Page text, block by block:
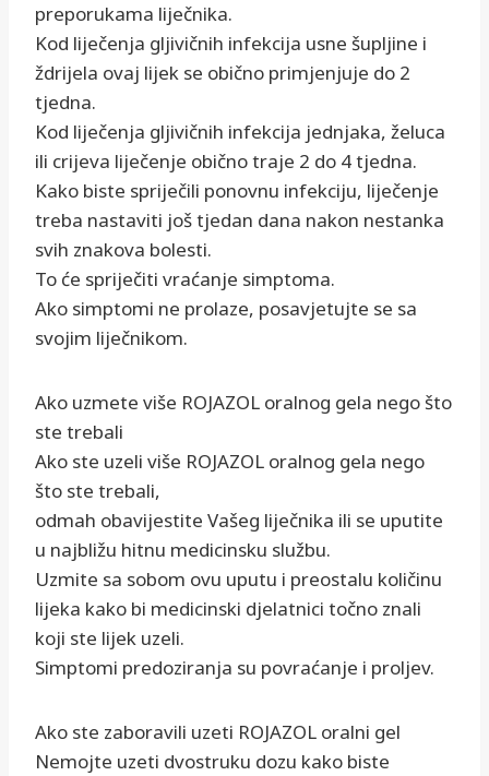
preporukama liječnika.
Kod liječenja gljivičnih infekcija usne šupljine i
ždrijela ovaj lijek se obično primjenjuje do 2
tjedna.
Kod liječenja gljivičnih infekcija jednjaka, želuca
ili crijeva liječenje obično traje 2 do 4 tjedna.
Kako biste spriječili ponovnu infekciju, liječenje
treba nastaviti još tjedan dana nakon nestanka
svih znakova bolesti.
To će spriječiti vraćanje simptoma.
Ako simptomi ne prolaze, posavjetujte se sa
svojim liječnikom.
Ako uzmete više ROJAZOL oralnog gela nego što
ste trebali
Ako ste uzeli više ROJAZOL oralnog gela nego
što ste trebali,
odmah obavijestite Vašeg liječnika ili se uputite
u najbližu hitnu medicinsku službu.
Uzmite sa sobom ovu uputu i preostalu količinu
lijeka kako bi medicinski djelatnici točno znali
koji ste lijek uzeli.
Simptomi predoziranja su povraćanje i proljev.
Ako ste zaboravili uzeti ROJAZOL oralni gel
Nemojte uzeti dvostruku dozu kako biste